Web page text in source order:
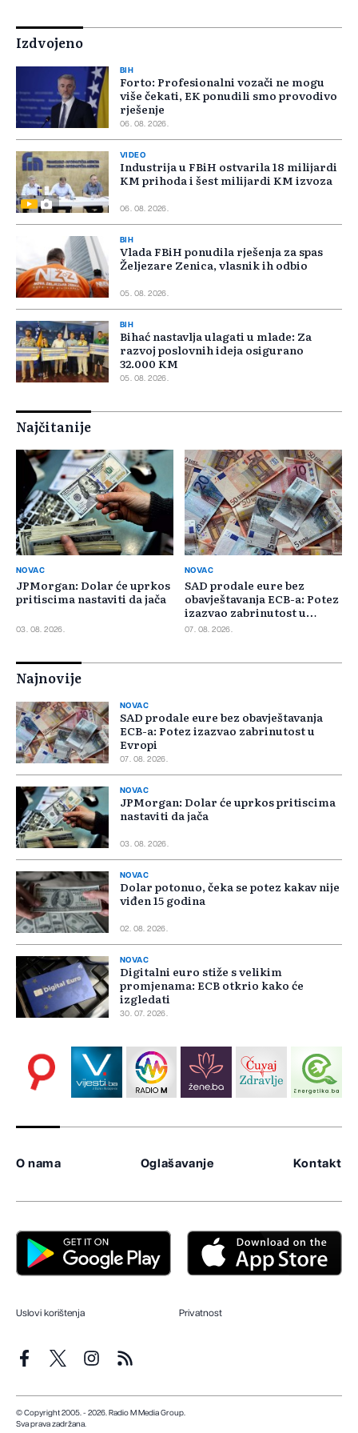
Izdvojeno
BIH
Forto: Profesionalni vozači ne mogu
više čekati, EK ponudili smo provodivo
rješenje
06. 08. 2026.
VIDEO
Industrija u FBiH ostvarila 18 milijardi
KM prihoda i šest milijardi KM izvoza
06. 08. 2026.
BIH
Vlada FBiH ponudila rješenja za spas
Željezare Zenica, vlasnik ih odbio
05. 08. 2026.
BIH
Bihać nastavlja ulagati u mlade: Za
razvoj poslovnih ideja osigurano
32.000 KM
05. 08. 2026.
Najčitanije
NOVAC
JPMorgan: Dolar će uprkos
pritiscima nastaviti da jača
03. 08. 2026.
NOVAC
SAD prodale eure bez
obavještavanja ECB-a: Potez
izazvao zabrinutost u
Evropi
07. 08. 2026.
Najnovije
NOVAC
SAD prodale eure bez obavještavanja
ECB-a: Potez izazvao zabrinutost u
Evropi
07. 08. 2026.
NOVAC
JPMorgan: Dolar će uprkos pritiscima
nastaviti da jača
03. 08. 2026.
NOVAC
Dolar potonuo, čeka se potez kakav nije
viđen 15 godina
02. 08. 2026.
NOVAC
Digitalni euro stiže s velikim
promjenama: ECB otkrio kako će
izgledati
30. 07. 2026.
O nama Oglašavanje Kontakt
Uslovi korištenja Privatnost
© Copyright 2005. - 2026. Radio M Media Group.
Sva prava zadržana.